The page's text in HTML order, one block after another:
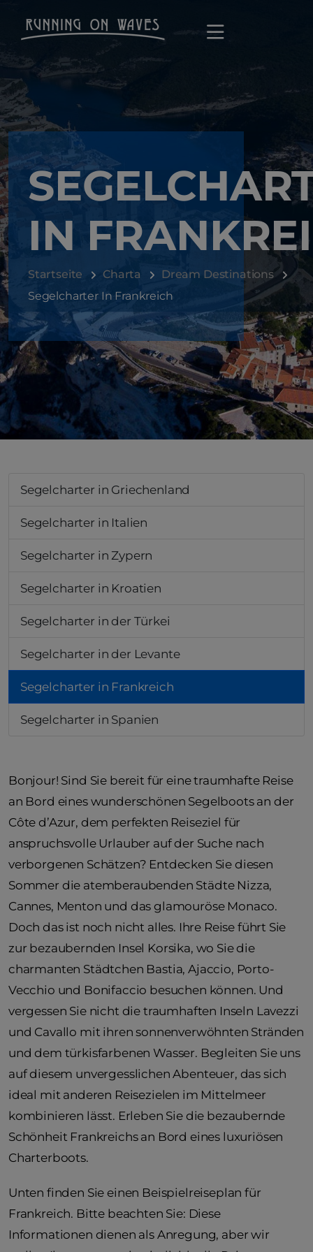
IN
Startseite Charta
Dream Destinations
Segelcharter In Frankreich
Segelcharter in Griechenland
Segelcharter in Italien
Segelcharter in Zypern
Segelcharter in Kroatien
Segelcharter in der Türkei
Segelcharter in der Levante
Segelcharter in Frankreich
Segelcharter in Spanien
Bonjour! Sind Sie bereit für eine traumhafte Reise
an Bord eines wunderschönen Segelboots an der
Côte d’Azur, dem perfekten Reiseziel für
anspruchsvolle Urlauber auf der Suche nach
verborgenen Schätzen? Entdecken Sie diesen
Sommer die atemberaubenden Städte Nizza,
Cannes, Menton und das glamouröse Monaco.
Doch das ist noch nicht alles. Ihre Reise führt Sie
zur bezaubernden Insel Korsika, wo Sie die
charmanten Städtchen Bastia, Ajaccio, Porto-
Vecchio und Bonifaccio besuchen können. Und
vergessen Sie nicht die traumhaften Inseln Lavezzi
und Cavallo mit ihren sonnenverwöhnten Stränden
und dem türkisfarbenen Wasser. Begleiten Sie uns
auf diesem unvergesslichen Abenteuer, das sich
ideal mit anderen Reisezielen im Mittelmeer
kombinieren lässt. Erleben Sie die bezaubernde
Schönheit Frankreichs an Bord eines luxuriösen
Charterboots.
Unten finden Sie einen Beispielreiseplan für
Frankreich. Bitte beachten Sie: Diese
Informationen dienen als Anregung, aber wir